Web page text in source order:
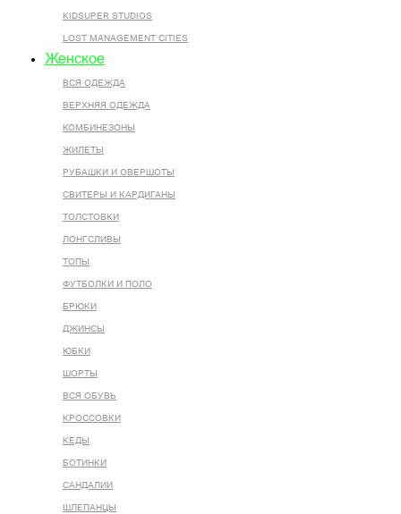
KIDSUPER STUDIOS
LOST MANAGEMENT CITIES
Женское
ВСЯ ОДЕЖДА
ВЕРХНЯЯ ОДЕЖДА
КОМБИНЕЗОНЫ
ЖИЛЕТЫ
РУБАШКИ И ОВЕРШОТЫ
СВИТЕРЫ И КАРДИГАНЫ
ТОЛСТОВКИ
ЛОНГСЛИВЫ
ТОПЫ
ФУТБОЛКИ И ПОЛО
БРЮКИ
ДЖИНСЫ
ЮБКИ
ШОРТЫ
ВСЯ ОБУВЬ
КРОССОВКИ
КЕДЫ
БОТИНКИ
САНДАЛИИ
ШЛЕПАНЦЫ